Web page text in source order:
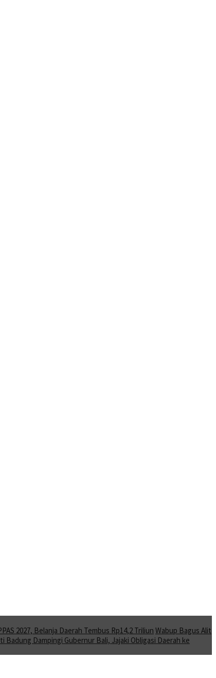
2027, Belanja Daerah Tembus Rp14,2 Triliun Wabup Bagus Alit
Badung Dampingi Gubernur Bali, Jajaki Obligasi Daerah ke